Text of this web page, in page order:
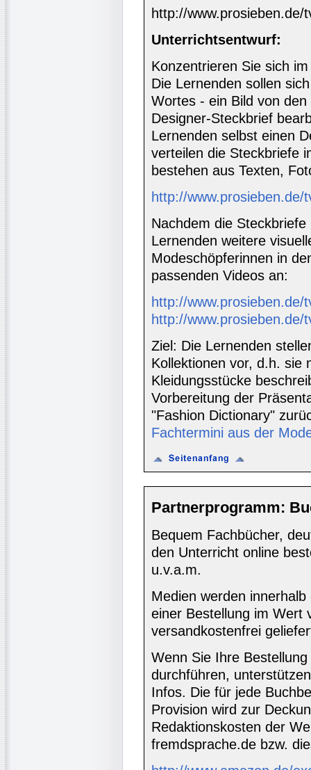
http://www.prosieben.de/
Unterrichtsentwurf:
Konzentrieren Sie sich
Die Lernenden sollen
Wortes - ein Bild von
Designer-Steckbrief
Lernenden selbst einen
verteilen die Steckbriefe
bestehen aus Texten,
http://
Nachdem die
Lernenden weitere
Modeschöpferinnen in
passenden Videos an:
http://www.prosieben.de/
http://www.prosieben.de/
Ziel: Die Lernenden
Kollektionen vor, d.h. sie
Kleidungsstücke
Vorbereitung der
"Fashion Dictionary"
Fachtermini aus der
Partnerprogramm:
Bequem Fachbücher,
den Unterricht online
u.v.a.m.
Medien werden
einer Bestellung im Wert
versandkostenfrei
Wenn Sie Ihre
durchführen,
Infos. Die für jede
Provision wird zur
Redaktionskosten der
fremdsprache.de bzw.